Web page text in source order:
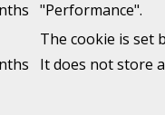
"Performance".
The cookie is set
It does not store